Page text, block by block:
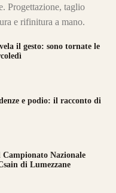
Progettazione, taglio
e rifinitura a mano.
il gesto: sono tornate le
e podio: il racconto di
Nazionale
di Lumezzane